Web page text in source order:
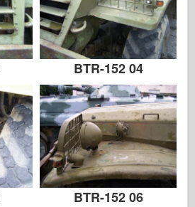
BTR-152 04
BTR-152 06